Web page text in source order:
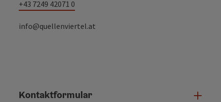
+43 7249 42071 0
info@quellenviertel.at
Kontaktformular